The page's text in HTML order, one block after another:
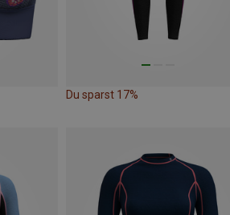
Du sparst 17%